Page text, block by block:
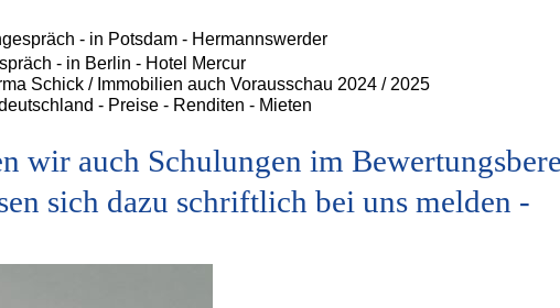
- in Potsdam - Hermannswerder
- in Berlin - Hotel Mercur
Schick / Immobilien auch Vorausschau 2024 / 2025
- Preise - Renditen - Mieten
wir auch Schulungen im
sich dazu schriftlich bei uns melden -